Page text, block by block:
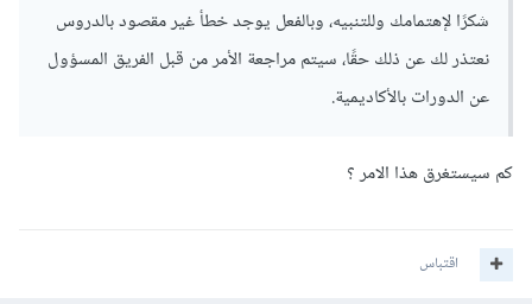
شكرًا لإهتمامك وللتنبيه، وبالفعل يوجد خطأ غير مقصود بالدروس
نعتذر لك عن ذلك حقًا، سيتم مراجعة الأمر من قبل الفريق المسؤول
عن الدورات بالأكاديمية.
كم سيستغرق هذا الامر ؟
اقتباس